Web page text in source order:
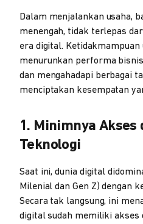
Dalam menjalankan usaha,
menengah, tidak terlepas
era digital.
menurunkan performa
dan mengahadapi berbagai
menciptakan kesempatan
1. Minimnya Akses
Teknologi
Saat ini, dunia digital
Milenial dan Gen Z) dengan
Secara tak langsung, ini
digital sudah memiliki akses